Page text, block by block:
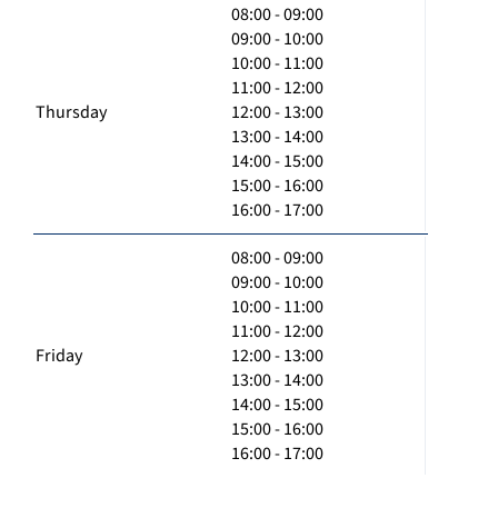
Thursday
08:00 - 09:00
09:00 - 10:00
10:00 - 11:00
11:00 - 12:00
12:00 - 13:00
13:00 - 14:00
14:00 - 15:00
15:00 - 16:00
16:00 - 17:00
Friday
08:00 - 09:00
09:00 - 10:00
10:00 - 11:00
11:00 - 12:00
12:00 - 13:00
13:00 - 14:00
14:00 - 15:00
15:00 - 16:00
16:00 - 17:00